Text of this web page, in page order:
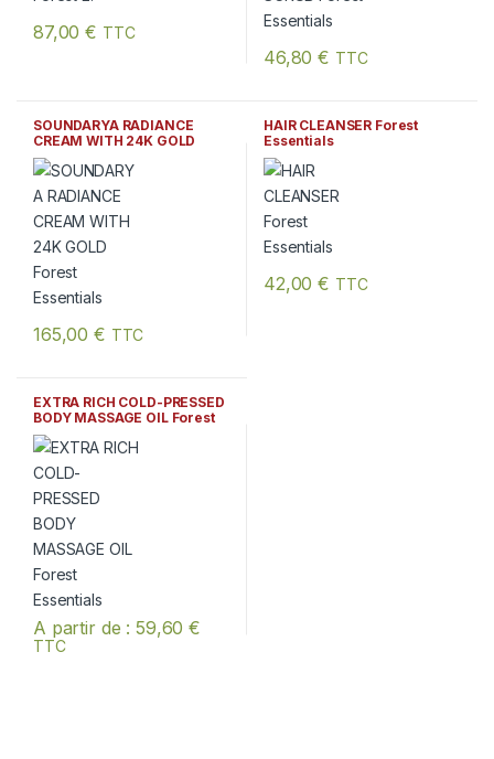
87,00€ TTC
46,80€ TTC
SOUNDARYA RADIANCE
CREAM WITH 24K GOLD
Forest Essentials
165,00€ TTC
HAIR CLEANSER Forest
Essentials
42,00€ TTC
EXTRA RICH COLD-PRESSED
BODY MASSAGE OIL Forest
Essentials
A partir de :59,60€
TTC
Ce produit a plusieurs variations. Les options peuvent être